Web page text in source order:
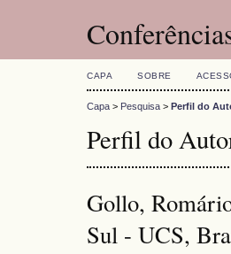
CAPA SOBRE
Capa > Pesquisa > Perfil do
Perfil do
Gollo,
Sul - UCS,